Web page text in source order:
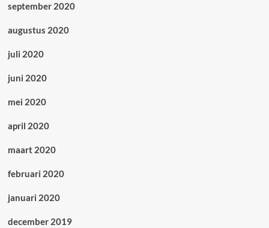
september 2020
augustus 2020
juli 2020
juni 2020
mei 2020
april 2020
maart 2020
februari 2020
januari 2020
december 2019